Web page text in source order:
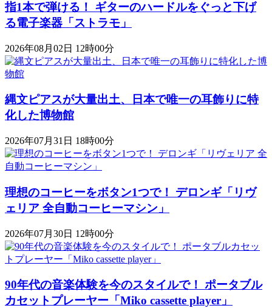
指1本で弾ける！ ギターのハードルをぐっと下げ
る電子楽器「ストラモ」
2026年08月02日 12時00分
縄文ピアスが大量出土、日本で唯一の耳飾りに特
化した博物館
2026年07月31日 18時00分
理想のコーヒーをボタン1つで！ デロンギ「リヴ
ェリア 全自動コーヒーマシン」
2026年07月30日 12時00分
90年代の音楽体験を今のスタイルで！ ポータブル
カセットプレーヤー「Miko cassette player」